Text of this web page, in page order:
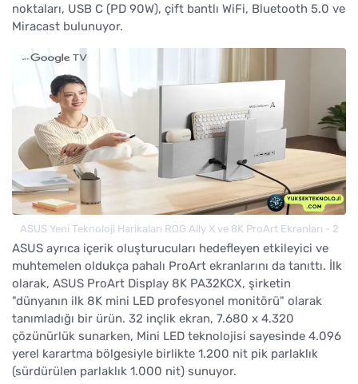
noktaları, USB C (PD 90W), çift bantlı WiFi, Bluetooth 5.0 ve
Miracast bulunuyor.
ASUS Yeni Teknoloji Harikaları ROG Ally X ve 8K ProArt Ekranları - 2
ASUS ayrıca içerik oluşturucuları hedefleyen etkileyici ve
muhtemelen oldukça pahalı ProArt ekranlarını da tanıttı. İlk
olarak, ASUS ProArt Display 8K PA32KCX, şirketin
"dünyanın ilk 8K mini LED profesyonel monitörü" olarak
tanımladığı bir ürün. 32 inçlik ekran, 7.680 x 4.320
çözünürlük sunarken, Mini LED teknolojisi sayesinde 4.096
yerel karartma bölgesiyle birlikte 1.200 nit pik parlaklık
(sürdürülen parlaklık 1.000 nit) sunuyor.